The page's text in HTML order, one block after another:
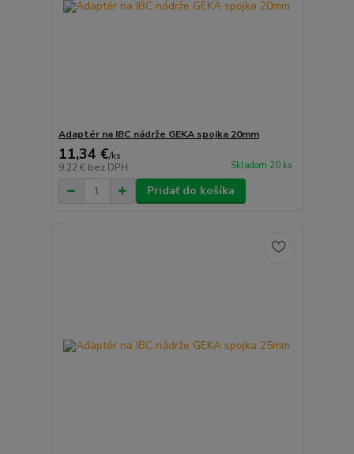
Adaptér na IBC nádrže GEKA spojka 20mm
11,34 €/ks
9,22 € bez DPH Skladom 20 ks
Pridať do košíka